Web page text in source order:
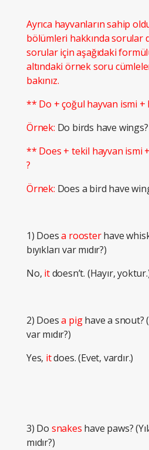
Ayrıca hayvanların sahip
bölümleri hakkında sorular
sorular için aşağıdaki
altındaki örnek soru
bakınız.
** Do + çoğul hayvan ismi +
Örnek: Do birds have wings?
** Does + tekil hayvan ismi
?
Örnek: Does a bird have
1) Doesa roosterhave
bıyıkları var mıdır?)
No, itdoesn’t. (Hayır,
2) Doesa pighave a snout?
var mıdır?)
Yes, itdoes. (Evet, vardır.)
3) Do snakes have paws?
mıdır?)